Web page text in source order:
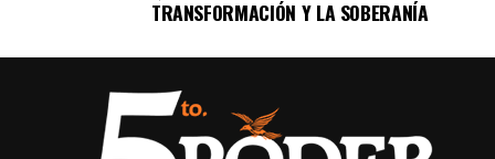
TRANSFORMACIÓN Y LA SOBERANÍA